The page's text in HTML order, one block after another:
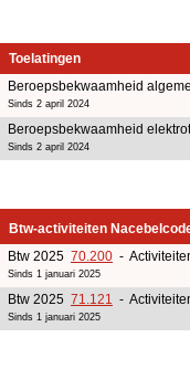
Toelatingen
Beroepsbekwaamheid
Sinds 2 april 2024
Beroepsbekwaamheid
Sinds 2 april 2024
Btw-activiteiten
Btw 2025 70.200 -
Sinds 1 januari 2025
Btw 2025 71.121 -
Sinds 1 januari 2025